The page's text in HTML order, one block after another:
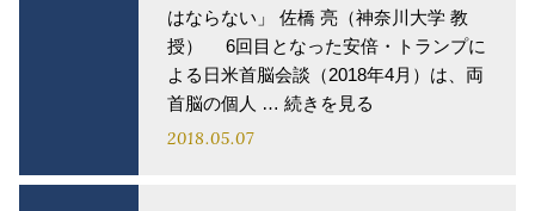
はならない」 佐橋 亮（神奈川大学 教
授） 6回目となった安倍・トランプに
よる日米首脳会談（2018年4月）は、両
首脳の個人 … 続きを見る
2018.05.07